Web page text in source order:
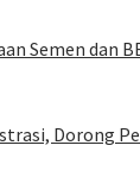
Semen dan
Dorong